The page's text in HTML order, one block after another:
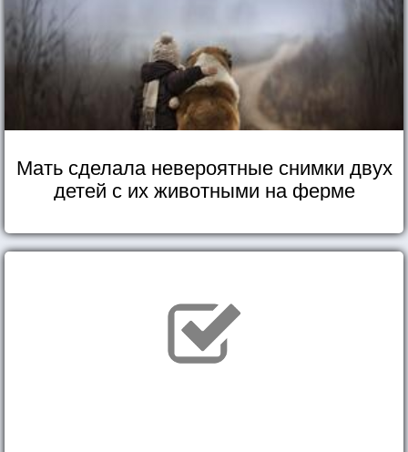
Мать сделала невероятные снимки двух
детей с их животными на ферме